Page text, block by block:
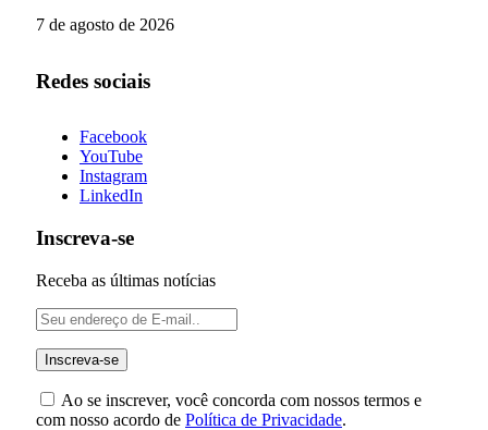
7 de agosto de 2026
Redes sociais
Facebook
YouTube
Instagram
LinkedIn
Inscreva-se
Receba as últimas notícias
Ao se inscrever, você concorda com nossos termos e
com nosso acordo de Política de Privacidade.